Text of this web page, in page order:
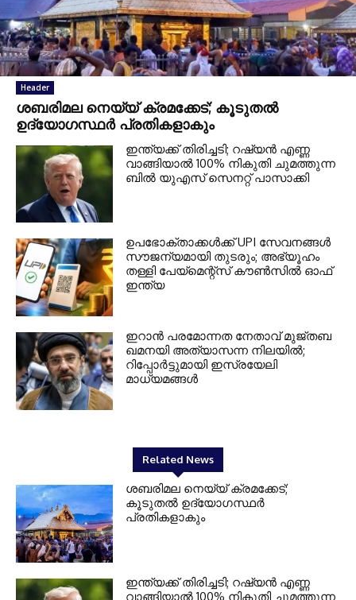
Header
ശബരിമല നെയ്യ് ക്രമക്കേട്; കൂടുതല്‍
ഉദ്യോഗസ്ഥര്‍ പ്രതികളാകും
ഇന്ത്യക്ക് തിരിച്ചടി; റഷ്യന്‍ എണ്ണ
വാങ്ങിയാല്‍ 100% നികുതി ചുമത്തുന്ന
ബില്‍ യുഎസ് സെനറ്റ് പാസാക്കി
ഉപഭോക്താക്കള്‍ക്ക് UPI സേവനങ്ങള്‍
സൗജന്യമായി തുടരും; അഭ്യൂഹം
തള്ളി പേയ്മെന്റ്‌സ് കൗണ്‍സില്‍ ഓഫ്
ഇന്ത്യ
ഇറാന്‍ പരമോന്നത നേതാവ് മുജ്തബ
ഖമനയി അത്യാസന്ന നിലയില്‍;
റിപ്പോര്‍ട്ടുമായി ഇസ്രയേലി
മാധ്യമങ്ങള്‍
Related News
ശബരിമല നെയ്യ് ക്രമക്കേട്;
കൂടുതല്‍ ഉദ്യോഗസ്ഥര്‍
പ്രതികളാകും
ഇന്ത്യക്ക് തിരിച്ചടി; റഷ്യന്‍ എണ്ണ
വാങ്ങിയാല്‍ 100% നികുതി ചുമത്തുന്ന